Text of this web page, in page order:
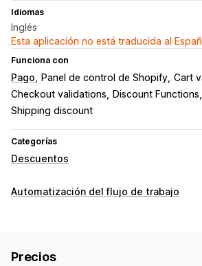
Idiomas
Inglés
Esta aplicación no está traducida al
Funciona con
Pago Panel de control de Shopify Cart
Checkout validations
Discount Functions
Shipping discount
Categorías
Descuentos
Tipos de descuentos
Automatización del flujo de trabajo
Etiquetas de productos
Precios